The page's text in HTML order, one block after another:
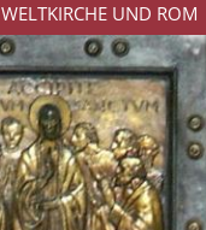
WELTKIRCHE UND ROM